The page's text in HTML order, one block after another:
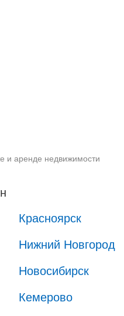
и аренде недвижимости
Красноярск
Нижний Новгород
Новосибирск
Кемерово